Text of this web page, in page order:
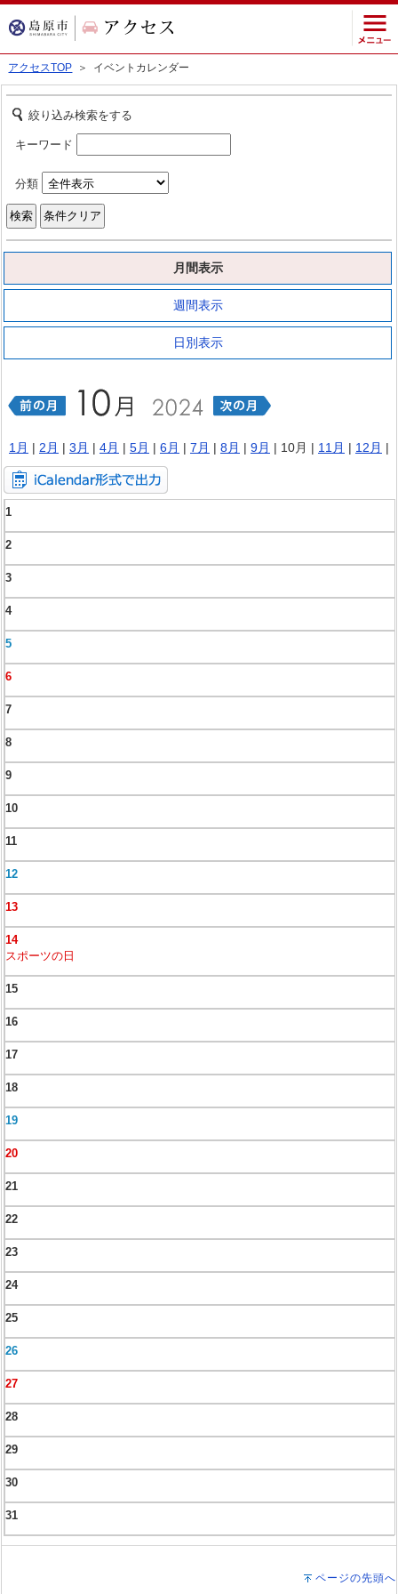
アクセスTOP ＞ イベントカレンダー
絞り込み検索をする
キーワード
分類
月間表示
週間表示
日別表示
1月 | 2月 | 3月 | 4月 | 5月 | 6月 | 7月 | 8月 | 9月 | 10月 | 11月 | 12月 |
1
2
3
4
5
6
7
8
9
10
11
12
13
14
スポーツの日
15
16
17
18
19
20
21
22
23
24
25
26
27
28
29
30
31
ページの先頭へ